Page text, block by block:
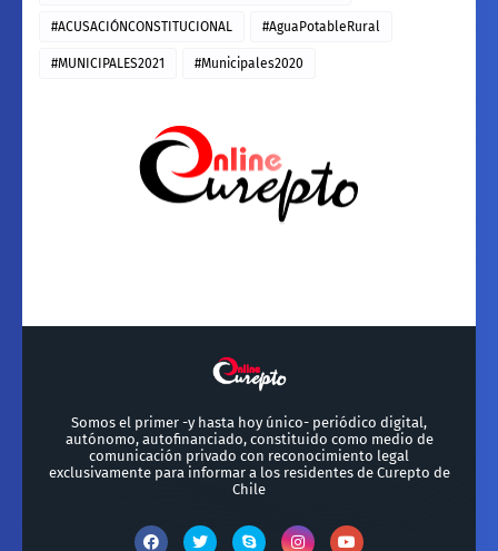
#ACUSACIÓNCONSTITUCIONAL #AguaPotableRural
#MUNICIPALES2021 #Municipales2020
Somos el primer -y hasta hoy único- periódico digital,
autónomo, autofinanciado, constituido como medio de
comunicación privado con reconocimiento legal
exclusivamente para informar a los residentes de Curepto de
Chile